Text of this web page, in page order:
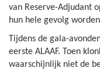
van Reserve-Adjudant
hun hele gevolg
Tijdens de gala-
eerste ALAAF. Toen
waarschijnlijk niet de